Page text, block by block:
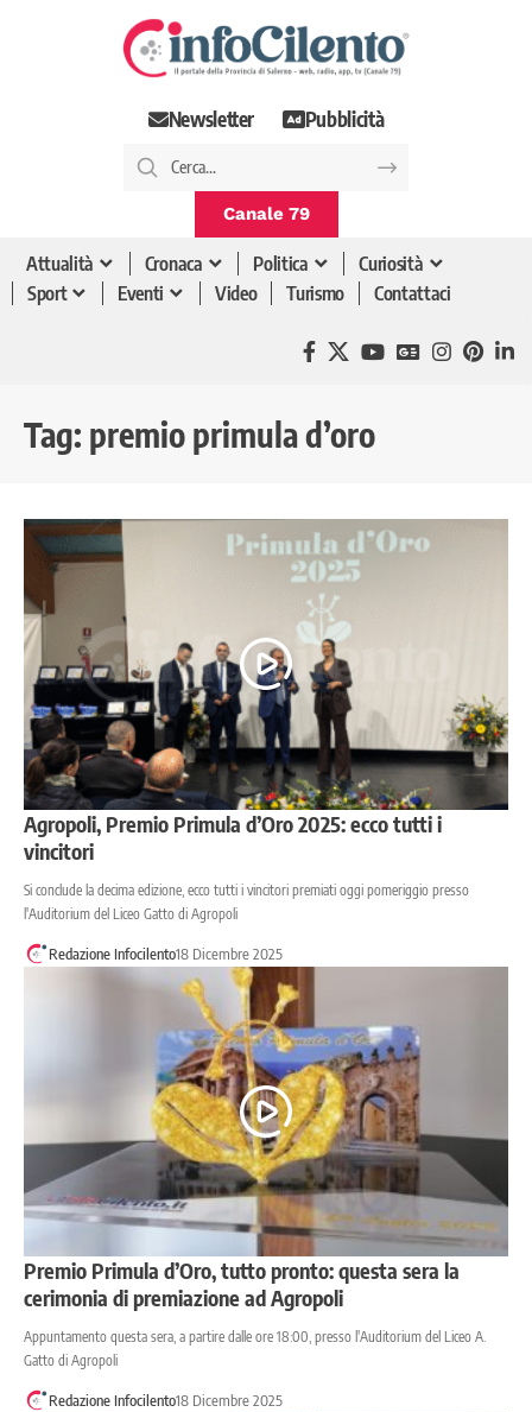
Newsletter Pubblicità
Canale 79
Attualità Cronaca Politica
Curiosità
Sport
Eventi Video Turismo Contattaci
Tag: premio primula d’oro
Agropoli, Premio Primula d’Oro 2025: ecco tutti i
vincitori
Si conclude la decima edizione, ecco tutti i vincitori premiati oggi pomeriggio presso
l'Auditorium del Liceo Gatto di Agropoli
Redazione Infocilento18 Dicembre 2025
Premio Primula d’Oro, tutto pronto: questa sera la
cerimonia di premiazione ad Agropoli
Appuntamento questa sera, a partire dalle ore 18:00, presso l'Auditorium del Liceo A.
Gatto di Agropoli
Redazione Infocilento18 Dicembre 2025